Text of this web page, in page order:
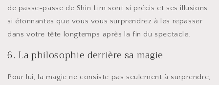
de passe-passe de Shin Lim sont si précis et ses illusions
si étonnantes que vous vous surprendrez à les repasser
dans votre tête longtemps après la fin du spectacle.
6. La philosophie derrière sa magie
Pour lui, la magie ne consiste pas seulement à surprendre,